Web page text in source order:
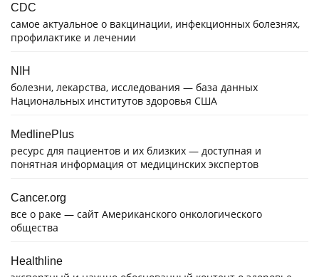
CDC
самое актуальное о вакцинации, инфекционных болезнях,
профилактике и лечении
NIH
болезни, лекарства, исследования — база данных
Национальных институтов здоровья США
MedlinePlus
ресурс для пациентов и их близких — доступная и
понятная информация от медицинских экспертов
Cancer.org
все о раке — сайт Американского онкологического
общества
Healthline